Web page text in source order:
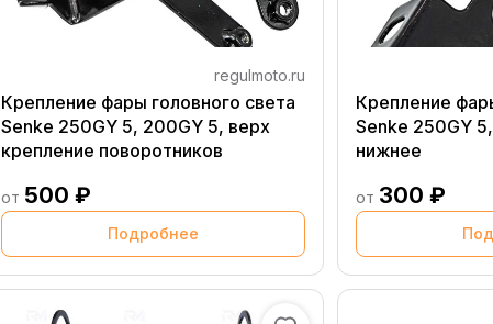
regulmoto.ru
Крепление фары головного света
Senke 250GY 5, 200GY 5, верх
крепление поворотников
от 500 ₽
Подробнее
Крепление
Senke 250GY
нижнее
от 300 ₽